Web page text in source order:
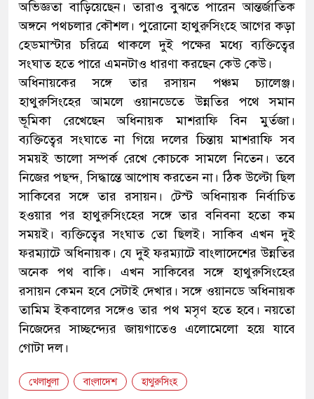
অভিজ্ঞতা বাড়িয়েছেন। তারাও বুঝতে পারেন আন্তর্জাতিক
অঙ্গনে পথচলার কৌশল। পুরোনো হাথুরুসিংহে আগের কড়া
হেডমাস্টার চরিত্রে থাকলে দুই পক্ষের মধ্যে ব্যক্তিত্বের
সংঘাত হতে পারে এমনটাও ধারণা করছেন কেউ কেউ।
অধিনায়কের সঙ্গে তার রসায়ন পঞ্চম চ্যালেঞ্জ।
হাথুরুসিংহের আমলে ওয়ানডেতে উন্নতির পথে সমান
ভূমিকা রেখেছেন অধিনায়ক মাশরাফি বিন মুর্তজা।
ব্যক্তিত্বের সংঘাতে না গিয়ে দলের চিন্তায় মাশরাফি সব
সময়ই ভালো সম্পর্ক রেখে কোচকে সামলে নিতেন। তবে
নিজের পছন্দ, সিদ্ধান্তে আপোষ করতেন না। ঠিক উল্টো ছিল
সাকিবের সঙ্গে তার রসায়ন। টেস্ট অধিনায়ক নির্বাচিত
হওয়ার পর হাথুরুসিংহের সঙ্গে তার বনিবনা হতো কম
সময়ই। ব্যক্তিত্বের সংঘাত তো ছিলই। সাকিব এখন দুই
ফরম্যাটে অধিনায়ক। যে দুই ফরম্যাটে বাংলাদেশের উন্নতির
অনেক পথ বাকি। এখন সাকিবের সঙ্গে হাথুরুসিংহের
রসায়ন কেমন হবে সেটাই দেখার। সঙ্গে ওয়ানডে অধিনায়ক
তামিম ইকবালের সঙ্গেও তার পথ মসৃণ হতে হবে। নয়তো
নিজেদের সাচ্ছন্দ্যের জায়গাতেও এলোমেলো হয়ে যাবে
গোটা দল।
খেলাধুলা বাংলাদেশ হাথুরুসিংহ